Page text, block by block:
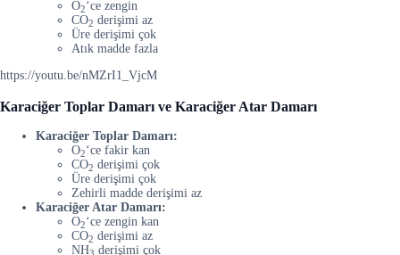
O2‘ce zengin
CO2 derişimi az
Üre derişimi çok
Atık madde fazla
https://youtu.be/nMZrI1_VjcM
Karaciğer Toplar Damarı ve Karaciğer Atar Damarı
Karaciğer Toplar Damarı:
O2‘ce fakir kan
CO2 derişimi çok
Üre derişimi çok
Zehirli madde derişimi az
Karaciğer Atar Damarı:
O2‘ce zengin kan
CO2 derişimi az
NH
derişimi çok